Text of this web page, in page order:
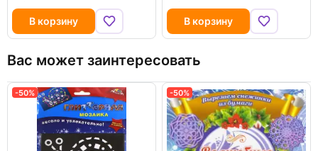
В корзину В корзину
Вас может заинтересовать
-50% -50%